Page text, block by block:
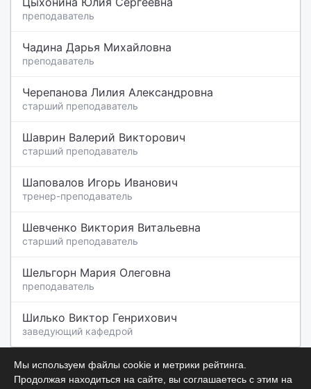
преподаватель
Чадина Дарья Михайловна
преподаватель
Черепанова Лилия Александровна
старший преподаватель
Шаврин Валерий Викторович
старший преподаватель
Шаповалов Игорь Иванович
тренер-преподаватель
Шевченко Виктория Витальевна
старший преподаватель
Шельгорн Мария Олеговна
преподаватель
Шилько Виктор Генрихович
заведующий кафедрой
Мы используем файлы cookie и метрики рейтинга.
Продолжая находиться на сайте, вы соглашаетесь с этим на